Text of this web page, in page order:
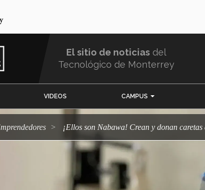
El sitio de noticias del
Tecnológico de Monterrey
VIDEOS CAMPUS
emprendedores ¡Ellos son Nabawa! Crean y donan